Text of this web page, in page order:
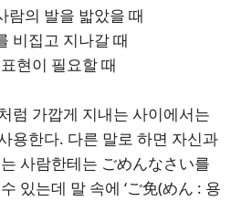
람의 발을 밟았을 때
비집고 지나갈 때
현이 필요할 때
럼 가깝게 지내는 사이에서는
용한다. 다른 말로 하면 자신과
사람한테는 ごめんなさい를
있는데 말 속에 ‘ご免(めん : 용